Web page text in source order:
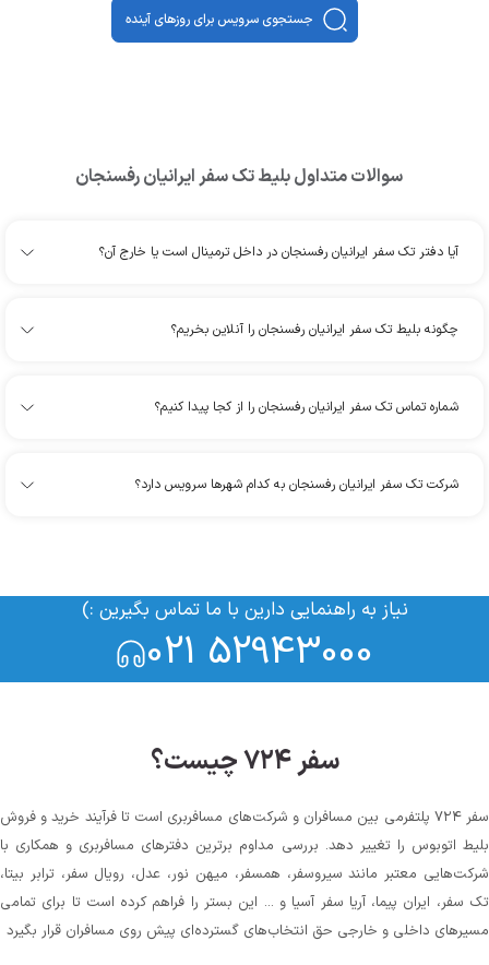
جستجوی سرویس برای روزهای آینده
سوالات متداول بلیطتک سفر ایرانیان رفسنجان
آیا دفتر تک سفر ایرانیان رفسنجان در داخل ترمینال است یا خارج آن؟
چگونه بلیط تک سفر ایرانیان رفسنجان را آنلاین بخریم؟
شماره تماس تک سفر ایرانیان رفسنجان را از کجا پیدا کنیم؟
شرکت تک سفر ایرانیان رفسنجان به کدام شهرها سرویس دارد؟
نیاز به راهنمایی دارین با ما تماس بگیرین :)
021 52943000
سفر ۷۲۴ چیست؟
سفر ۷۲۴ پلتفرمی بین مسافران و شرکت‌های مسافربری است تا فرآیند خرید و فروش
اتوبوس را تغییر دهد. بررسی مداوم برترین دفترهای مسافربری و همکاری با
معتبر مانند سیروسفر، همسفر، میهن‌ نور، عدل، رویال سفر، ترابر بیتا،
سفر، ایران پیما، آریا سفر آسیا و ... این بستر را فراهم کرده است تا برای تمامی
داخلی و خارجی حق انتخاب‌های گسترده‌ای پیش روی مسافران قرار بگیرد